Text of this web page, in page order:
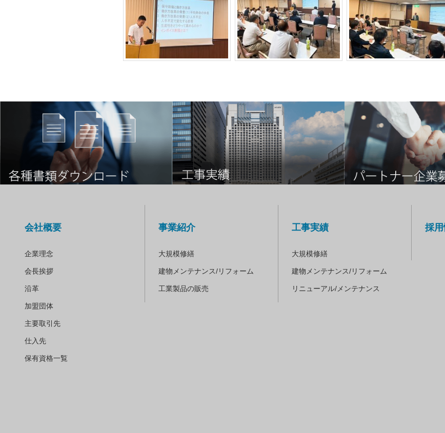
会社概要
企業理念
会長挨拶
沿革
加盟団体
主要取引先
仕入先
保有資格一覧
事業紹介
大規模修繕
建物メンテナンス/リフォーム
工業製品の販売
工事実績
大規模修繕
建物メンテナンス/リフォーム
リニューアル/メンテナンス
採